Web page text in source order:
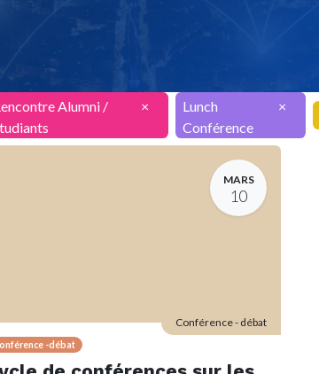
Alumni /
×
Lunch
Conférence
×
MARS
10
-débat
Conférence - débat